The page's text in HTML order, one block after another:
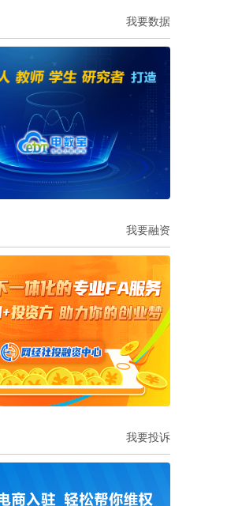
我要数据
我要融资
我要投诉